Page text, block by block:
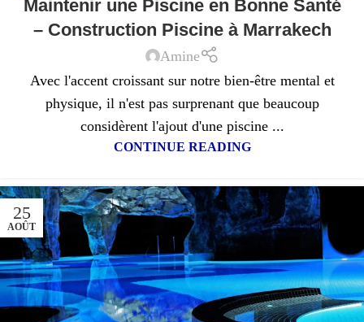
INSTALLATIONS
Maintenir une Piscine en Bonne Santé
– Construction Piscine à Marrakech
Amine
Avec l'accent croissant sur notre bien-être mental et
physique, il n'est pas surprenant que beaucoup
considèrent l'ajout d'une piscine ...
CONTINUE READING
25
AOÛT